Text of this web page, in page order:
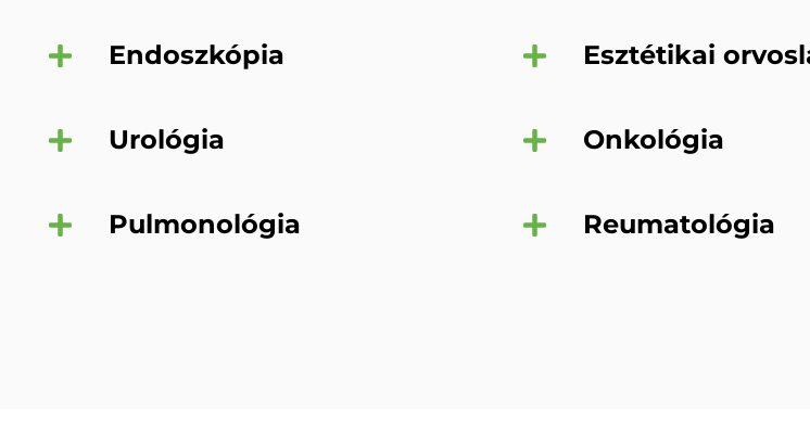
Endoszkópia Esztétikai
Urológia Onkológia
Pulmonológia Reumatológia